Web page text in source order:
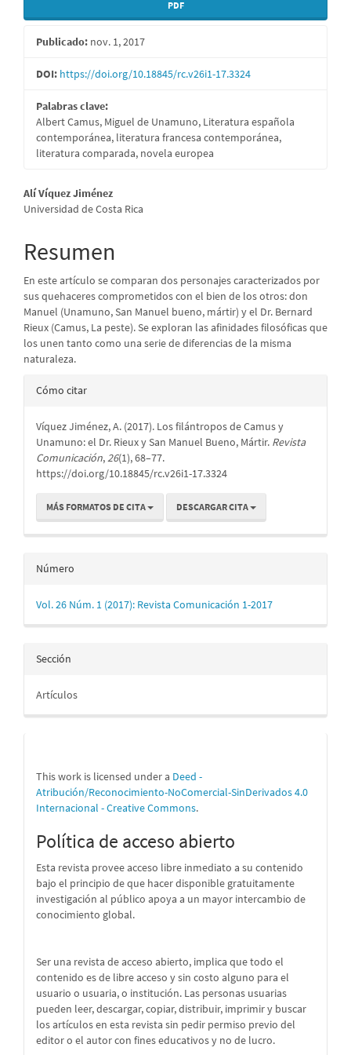
PDF
Publicado: nov. 1, 2017
DOI: https://doi.org/10.18845/rc.v26i1-17.3324
Palabras clave:
Albert Camus, Miguel de Unamuno, Literatura española
contemporánea, literatura francesa contemporánea,
literatura comparada, novela europea
Contenido
principal
del
artículo
Alí Víquez Jiménez
Universidad de Costa Rica
Resumen
En este artículo se comparan dos personajes caracterizados por
sus quehaceres comprometidos con el bien de los otros: don
Manuel (Unamuno, San Manuel bueno, mártir) y el Dr. Bernard
Rieux (Camus, La peste). Se exploran las afinidades filosóficas que
los unen tanto como una serie de diferencias de la misma
naturaleza.
Detalles
artículo
Cómo citar
Víquez Jiménez, A. (2017). Los filántropos de Camus y
Unamuno: el Dr. Rieux y San Manuel Bueno, Mártir. Revista
Comunicación,26(1), 68–77.
https://doi.org/10.18845/rc.v26i1-17.3324
MÁS FORMATOS DE CITA DESCARGAR CITA
Número
Vol. 26 Núm. 1 (2017): Revista Comunicación 1-2017
Sección
Artículos
This work is licensed under a Deed -
Atribución/Reconocimiento-NoComercial-SinDerivados 4.0
Internacional - Creative Commons.
Política de acceso abierto
Esta revista provee acceso libre inmediato a su contenido
bajo el principio de que hacer disponible gratuitamente
investigación al público apoya a un mayor intercambio de
conocimiento global.
Ser una revista de acceso abierto, implica que todo el
contenido es de libre acceso y sin costo alguno para el
usuario o usuaria, o institución. Las personas usuarias
pueden leer, descargar, copiar, distribuir, imprimir y buscar
los artículos en esta revista sin pedir permiso previo del
editor o el autor con fines educativos y no de lucro.